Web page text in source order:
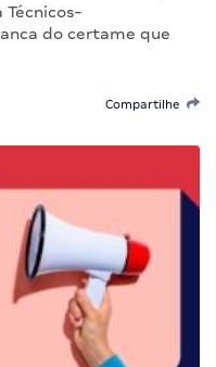
Técnicos-
do certame que
Compartilhe